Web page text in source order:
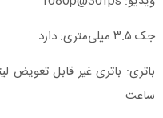
جک ۳.۵ میلی‌متری: دارد
ساعت